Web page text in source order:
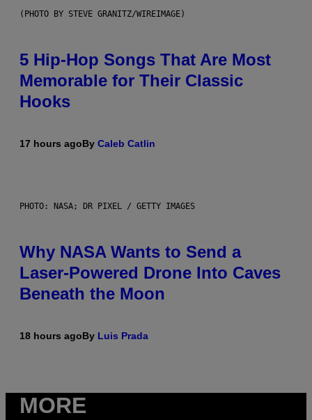
(PHOTO BY STEVE GRANITZ/WIREIMAGE)
5 Hip-Hop Songs That Are Most
Memorable for Their Classic
Hooks
17 hours agoBy Caleb Catlin
PHOTO: NASA; DR PIXEL / GETTY IMAGES
Why NASA Wants to Send a
Laser-Powered Drone Into Caves
Beneath the Moon
18 hours agoBy Luis Prada
MORE